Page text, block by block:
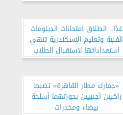
غدًا.. انطلاق امتحانات الدبلومات
الفنية وتعليم الإسكندرية تنهي
استعداداتها لاستقبال الطلاب
«جمارك مطار القاهرة» تضبط
راكبين أجنبيين بحوزتهما أسلحة
بيضاء ومخدرات